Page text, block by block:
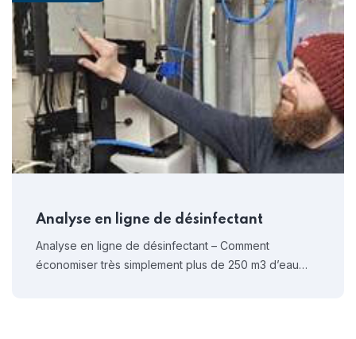
Analyse en ligne de désinfectant
Analyse en ligne de désinfectant – Comment
économiser très simplement plus de 250 m3 d’eau…